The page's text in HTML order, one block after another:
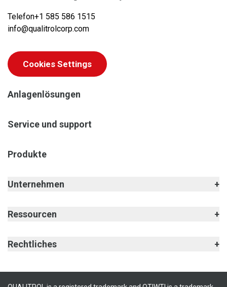
Telefon+1 585 586 1515
info@qualitrolcorp.com
Cookies Settings
Anlagenlösungen
Service und support
Produkte
Unternehmen
Ressourcen
Rechtliches